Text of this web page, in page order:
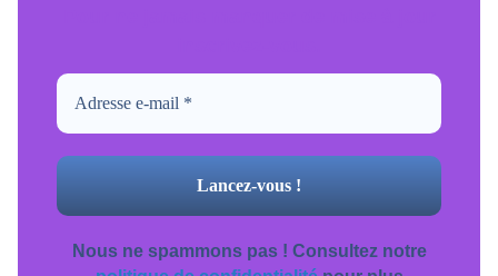
Nous ne spammons pas ! Consultez notre